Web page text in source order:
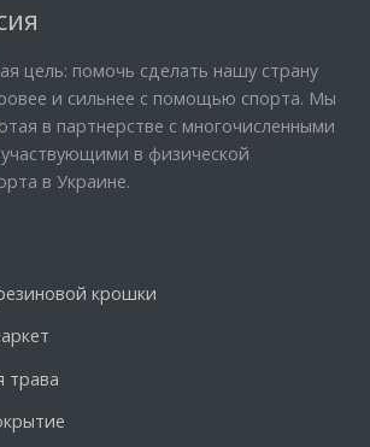
цель: помочь сделать нашу страну
и сильнее с помощью спорта. Мы
в партнерстве с многочисленными
в физической
в Украине.
крошки
трава